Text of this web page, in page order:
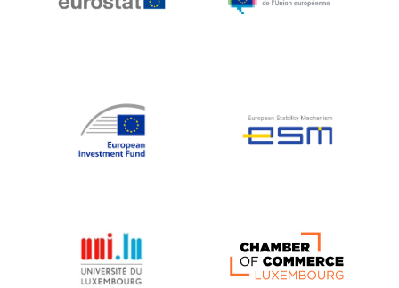
Katharien L.C. Hunt
Klaus-Heiner Lehne
Koen LENAERTS
Lars Heikensten
Lucas Papademos
Máire Geoghegan-Quinn